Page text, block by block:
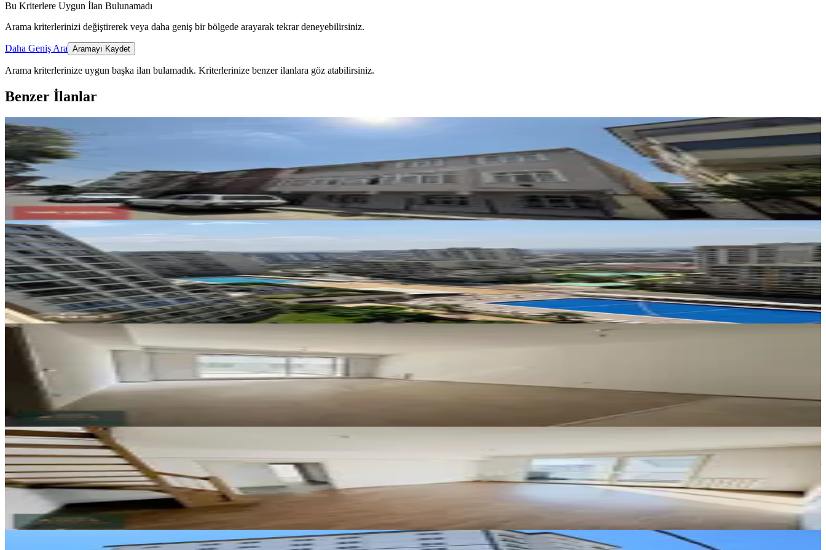
Bu Kriterlere Uygun İlan Bulunamadı
Arama kriterlerinizi değiştirerek veya daha geniş bir bölgede arayarak tekrar deneyebilirsiniz.
Daha Geniş Ara Aramayı Kaydet
Arama kriterlerinize uygun başka ilan bulamadık. Kriterlerinize benzer ilanlara göz atabilirsiniz.
Benzer İlanlar
YENİ
Tuzla Şifa Mahallesinde Merkezi Konum Kiralık 3+1 Daire
3+1·100 m²· Düz Giriş (Zemin)·07.08.2026
23.000 ₺
TASK YAŞAM GAYRİMENKULEmre Yarıcı
Ara
YENİ
Evora E Parselde Deniz Ve Havuz Manzaralı Büyük 2+1
Tuzla, Aydıntepe Mahallesi
2+1·144 m²·8. Kat·06.08.2026
60.000 ₺
Ara
YENİ
Anatolıa Cıty Verandalı Kiralık 2+1 ''landmark Gyh''
Tuzla, Yayla Mahallesi
2+1·100 m²·1. Kat·06.08.2026
39.900 ₺
Ara
YENİ
Anatolia City - Yetkili Emlak Ofisinden - Kiralık 3+2 Dubleks
Tuzla, Yayla Mahallesi
4+1·140 m²·11. Kat·06.08.2026
52.500 ₺
LANDMARK GAYRİMENKUL YATIRIM HİZMETLERİ
Ara
Meta gayrimenkul